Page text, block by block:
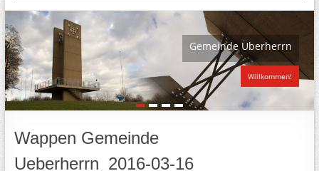
Gemeinde Überherrn
Willkommen!
1 2 3 4
Wappen Gemeinde
Ueberherrn_2016-03-16